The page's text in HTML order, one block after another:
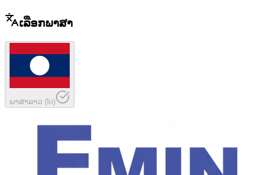
ເລືອກພາສາ
ພາສາລາວ (lo)